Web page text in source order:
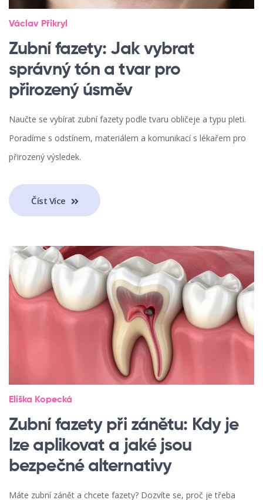
Václav Přikryl
Zubní fazety: Jak vybrat
správný tón a tvar pro
přirozený úsměv
Naučte se vybírat zubní fazety podle tvaru obličeje a typu pleti.
Poradíme s odstínem, materiálem a komunikací s lékařem pro
přirozený výsledek.
Číst Více
Eliška Kopecká
Zubní fazety při zánětu: Kdy je
lze aplikovat a jaké jsou
bezpečné alternativy
Máte zubní zánět a chcete fazety? Dozvíte se, proč je třeba